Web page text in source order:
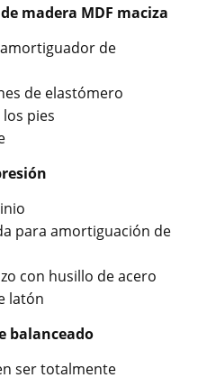
madera MDF maciza
de
de elastómero
pies
para amortiguación de
con husillo de acero
latón
balanceado
ser totalmente